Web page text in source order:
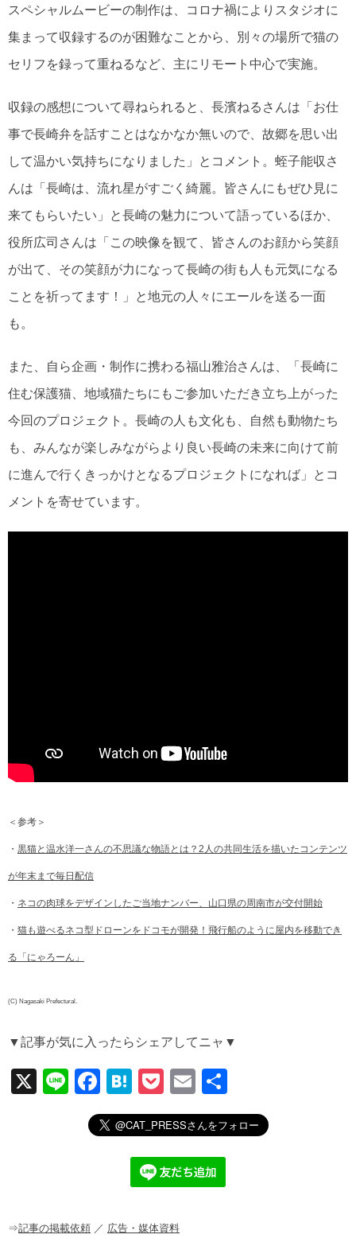
スペシャルムービーの制作は、コロナ禍によりスタジオに
集まって収録するのが困難なことから、別々の場所で猫の
セリフを録って重ねるなど、主にリモート中心で実施。
収録の感想について尋ねられると、長濱ねるさんは「お仕
事で長崎弁を話すことはなかなか無いので、故郷を思い出
して温かい気持ちになりました」とコメント。蛭子能収さ
んは「長崎は、流れ星がすごく綺麗。皆さんにもぜひ見に
来てもらいたい」と長崎の魅力について語っているほか、
役所広司さんは「この映像を観て、皆さんのお顔から笑顔
が出て、その笑顔が力になって長崎の街も人も元気になる
ことを祈ってます！」と地元の人々にエールを送る一面
も。
また、自ら企画・制作に携わる福山雅治さんは、「長崎に
住む保護猫、地域猫たちにもご参加いただき立ち上がった
今回のプロジェクト。長崎の人も文化も、自然も動物たち
も、みんなが楽しみながらより良い長崎の未来に向けて前
に進んで行くきっかけとなるプロジェクトになれば」とコ
メントを寄せています。
＜参考＞
・ 黒猫と温水洋一さんの不思議な物語とは？2人の共同生活を描いたコンテンツ
が年末まで毎日配信
・ ネコの肉球をデザインしたご当地ナンバー、山口県の周南市が交付開始
・ 猫も遊べるネコ型ドローンをドコモが開発！飛行船のように屋内を移動でき
る「にゃろーん」
(C) Nagasaki Prefectural.
▼記事が気に入ったらシェアしてニャ▼
X
Li
F
a
c
o
H
at
e
n
a
P
o
ck
et
E
m
ail
有
⇒記事の掲載依頼 ／ 広告・媒体資料